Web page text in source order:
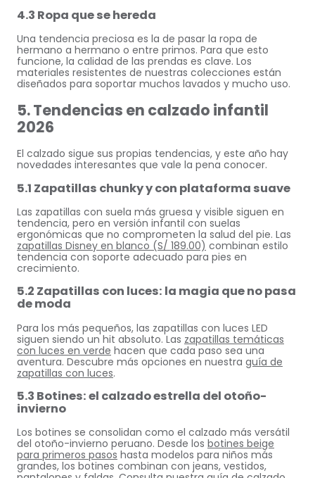
4.3 Ropa que se hereda
Una tendencia preciosa es la de pasar la ropa de
hermano a hermano o entre primos. Para que esto
funcione, la calidad de las prendas es clave. Los
materiales resistentes de nuestras colecciones están
diseñados para soportar muchos lavados y mucho uso.
5. Tendencias en calzado infantil
2026
El calzado sigue sus propias tendencias, y este año hay
novedades interesantes que vale la pena conocer.
5.1 Zapatillas chunky y con plataforma suave
Las zapatillas con suela más gruesa y visible siguen en
tendencia, pero en versión infantil con suelas
ergonómicas que no comprometen la salud del pie. Las
zapatillas Disney en blanco (S/ 189.00) combinan estilo
tendencia con soporte adecuado para pies en
crecimiento.
5.2 Zapatillas con luces: la magia que no pasa
de moda
Para los más pequeños, las zapatillas con luces LED
siguen siendo un hit absoluto. Las zapatillas temáticas
con luces en verde hacen que cada paso sea una
aventura. Descubre más opciones en nuestra guía de
zapatillas con luces.
5.3 Botines: el calzado estrella del otoño-
invierno
Los botines se consolidan como el calzado más versátil
del otoño-invierno peruano. Desde los botines beige
para primeros pasos hasta modelos para niños más
grandes, los botines combinan con jeans, vestidos,